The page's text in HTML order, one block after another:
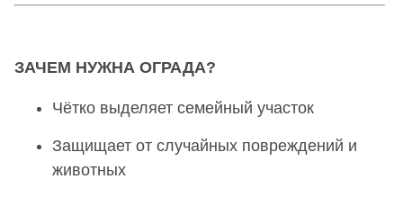
ЗАЧЕМ НУЖНА ОГРАДА?
Чётко выделяет семейный участок
Защищает от случайных повреждений и
животных